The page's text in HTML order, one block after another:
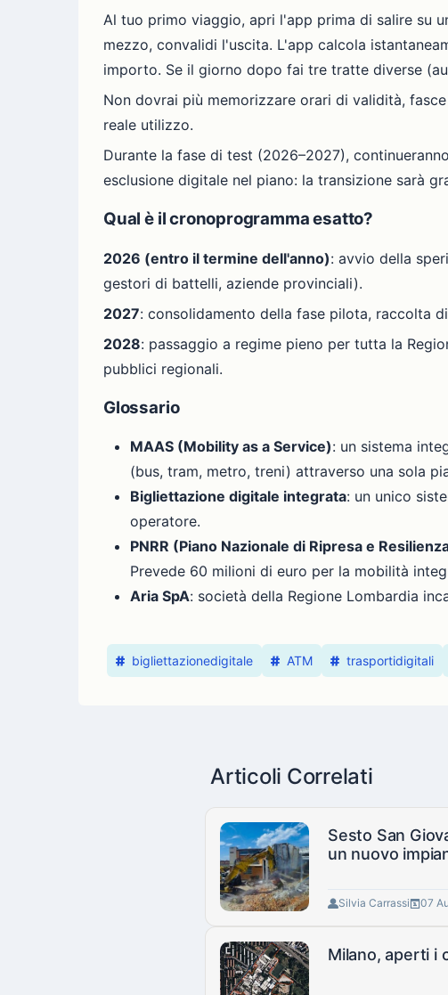
Al tuo primo viaggio, apri l'app prima di salire su
mezzo, convalidi l'uscita. L'app calcola
importo. Se il giorno dopo fai tre tratte diverse
Non dovrai più memorizzare orari di validità,
reale utilizzo.
Durante la fase di test (2026–2027),
esclusione digitale nel piano: la transizione sarà
Qual è il cronoprogramma esatto?
2026 (entro il termine dell'anno): avvio della
gestori di battelli, aziende provinciali).
2027: consolidamento della fase pilota, raccolta
2028: passaggio a regime pieno per tutta la
pubblici regionali.
Glossario
MAAS (Mobility as a Service): un sistema
(bus, tram, metro, treni) attraverso una sola
Bigliettazione digitale integrata: un unico
operatore.
PNRR (Piano Nazionale di Ripresa e
Prevede 60 milioni di euro per la mobilità
Aria SpA: società della Regione Lombardia
bigliettazionedigitale ATM trasportidigitali
Articoli Correlati
Sesto San
un nuovo
Silvia Carrassi 07
Milano, aperti i